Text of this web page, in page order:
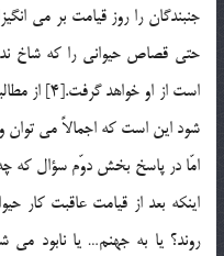
جنبندگان را روز قيامت بر مي
حتي قصاص حيواني را كه شاخ
است از او
شود اين است كه اجمالاً مي توان
امّا در پاسخ بخش دوّم سؤال كه
اينكه بعد از قيامت عاقبت كار
روند؟ يا به جهنم… يا نابود